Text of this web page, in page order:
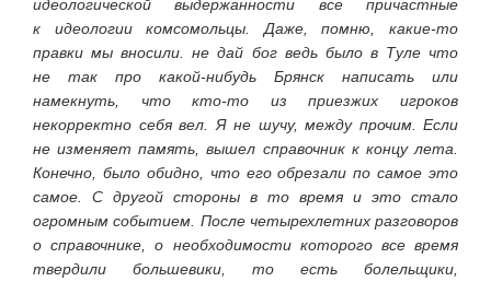
идеологической выдержанности все причастные
к идеологии комсомольцы. Даже, помню, какие-то
правки мы вносили. не дай бог ведь было в Туле что
не так про какой-нибудь Брянск написать или
намекнуть, что кто-то из приезжих игроков
некорректно себя вел. Я не шучу, между прочим. Если
не изменяет память, вышел справочник к концу лета.
Конечно, было обидно, что его обрезали по самое это
самое. С другой стороны в то время и это стало
огромным событием. После четырехлетних разговоров
о справочнике, о необходимости которого все время
твердили большевики, то есть болельщики,